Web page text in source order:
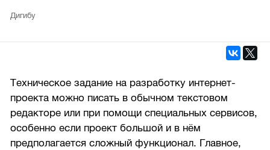
Дигибу
Техническое задание на разработку интернет-
проекта можно писать в обычном текстовом
редакторе или при помощи специальных сервисов,
особенно если проект большой и в нём
предполагается сложный функционал. Главное,